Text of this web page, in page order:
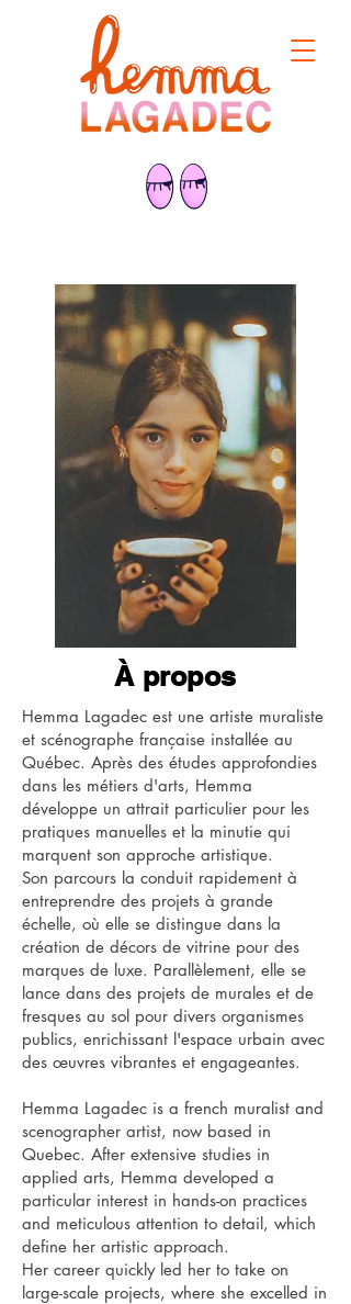
À propos
Hemma Lagadec est une artiste muraliste
et scénographe française installée au
Québec. Après des études approfondies
dans les métiers d'arts, Hemma
développe un attrait particulier pour les
pratiques manuelles et la minutie qui
marquent son approche artistique.
Son parcours la conduit rapidement à
entreprendre des projets à grande
échelle, où elle se distingue dans la
création de décors de vitrine pour des
marques de luxe. Parallèlement, elle se
lance dans des projets de murales et de
fresques au sol pour divers organismes
publics, enrichissant l'espace urbain avec
des œuvres vibrantes et engageantes.
Hemma Lagadec is a french muralist and
scenographer artist, now based in
Quebec. After extensive studies in
applied arts, Hemma developed a
particular interest in hands-on practices
and meticulous attention to detail, which
define her artistic approach.
Her career quickly led her to take on
large-scale projects, where she excelled in